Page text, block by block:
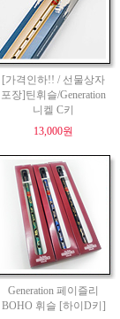
[가격인하!! / 선물상자
포장]틴휘슬/Generation
니켈 C키
13,000원
Generation 페이즐리
BOHO 휘슬 [하이D키]